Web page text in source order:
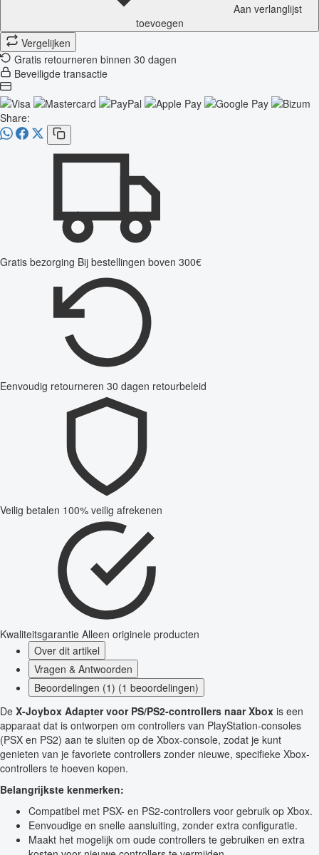
Aan verlanglijst
toevoegen
Vergelijken
Gratis retourneren binnen 30 dagen
Beveiligde transactie
Share:
Gratis bezorging Bij bestellingen boven 300€
Eenvoudig retourneren 30 dagen retourbeleid
Veilig betalen 100% veilig afrekenen
Kwaliteitsgarantie Alleen originele producten
Over dit artikel
Vragen & Antwoorden
Beoordelingen (1) (1 beoordelingen)
De X-Joybox Adapter voor PS/PS2-controllers naar Xbox is een
apparaat dat is ontworpen om controllers van PlayStation-consoles
(PSX en PS2) aan te sluiten op de Xbox-console, zodat je kunt
genieten van je favoriete controllers zonder nieuwe, specifieke Xbox-
controllers te hoeven kopen.
Belangrijkste kenmerken:
Compatibel met PSX- en PS2-controllers voor gebruik op Xbox.
Eenvoudige en snelle aansluiting, zonder extra configuratie.
Maakt het mogelijk om oude controllers te gebruiken en extra